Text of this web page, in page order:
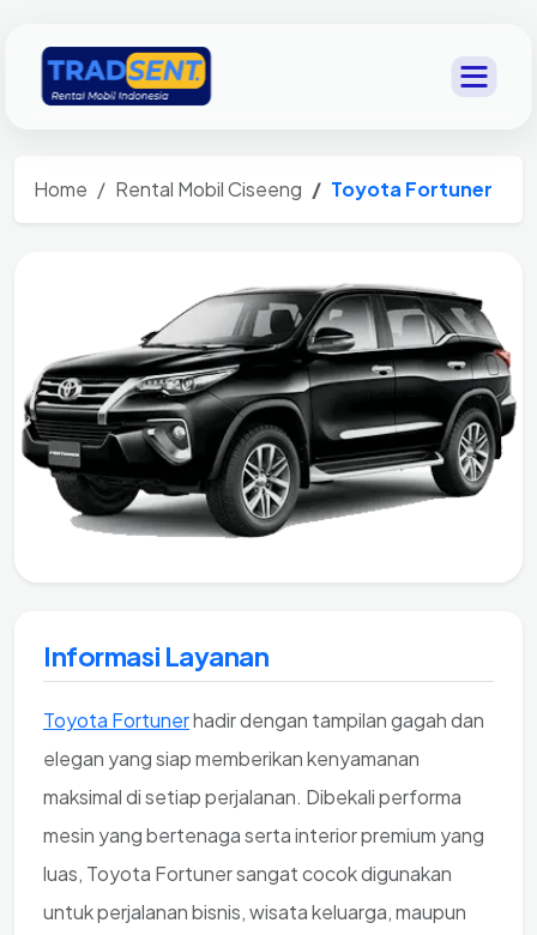
Home Rental Mobil Ciseeng Toyota Fortuner
Informasi Layanan
Toyota Fortunerhadir dengan tampilan gagah dan
elegan yang siap memberikan kenyamanan
maksimal di setiap perjalanan. Dibekali performa
mesin yang bertenaga serta interior premium yang
luas, Toyota Fortuner sangat cocok digunakan
untuk perjalanan bisnis, wisata keluarga, maupun